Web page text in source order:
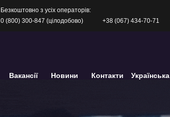
Безкоштовно з усіх операторів:
0 (800) 300-847 (цілодобово)
+38 (067) 434-70-71
Вакансії Новини Контакти Українська